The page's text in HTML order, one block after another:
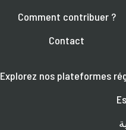
Comment contribuer ?
Contact
Explorez nos plateformes